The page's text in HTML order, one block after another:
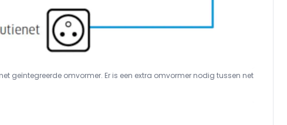
geïntegreerde omvormer. Er is een extra omvormer nodig tussen net